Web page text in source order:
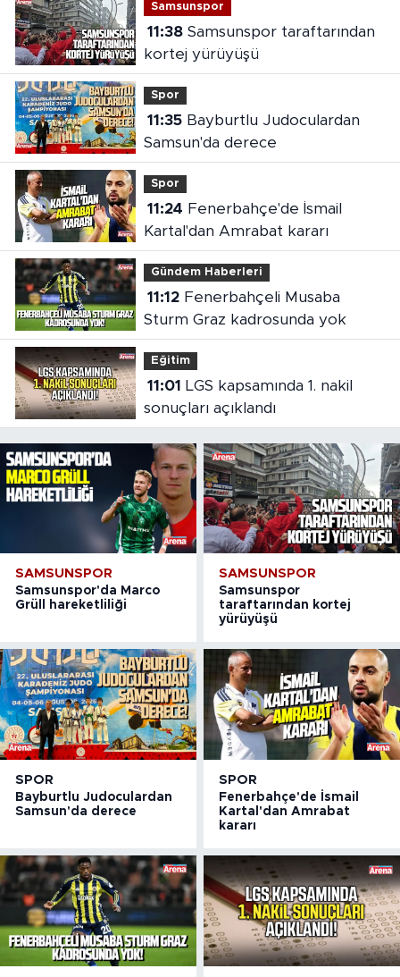
Samsunspor
11:38Samsunspor taraftarından
kortej yürüyüşü
Spor
11:35Bayburtlu Judoculardan
Samsun'da derece
Spor
11:24
Kartal'dan Amrabat kararı
Gündem Haberleri
11:12Fenerbahçeli Musaba
Sturm Graz kadrosunda yok
Eğitim
11:01
sonuçları açıklandı
SAMSUNSPOR
Samsunspor'da Marco
Grüll hareketliliği
SAMSUNSPOR
Samsunspor
taraftarından kortej
yürüyüşü
SPOR
Bayburtlu Judoculardan
Samsun'da derece
SPOR
Fenerbahçe'de İsmail
Kartal'dan Amrabat
kararı